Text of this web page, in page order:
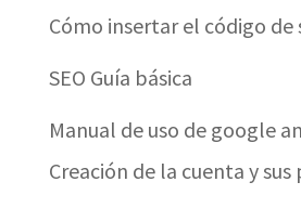
Cómo insertar el código
SEO Guía básica
Manual de uso de google
Creación de la cuenta y